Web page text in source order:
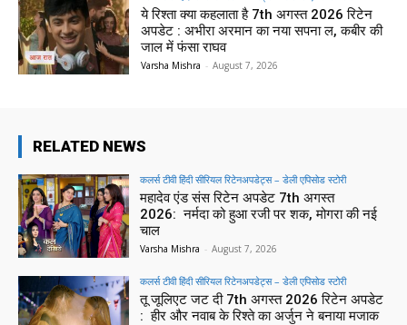
ये रिश्ता क्या कहलाता है 7th अगस्त 2026 रिटेन
अपडेट : अभीरा अरमान का नया सपना ल, कबीर की
जाल में फंसा राघव
Varsha Mishra - August 7, 2026
RELATED NEWS
कलर्स टीवी हिंदी सीरियल रिटेनअपडेट्स – डेली एपिसोड स्टोरी
महादेव एंड संस रिटेन अपडेट 7th अगस्त
2026: नर्मदा को हुआ रजी पर शक, मोगरा की नई
चाल
Varsha Mishra - August 7, 2026
कलर्स टीवी हिंदी सीरियल रिटेनअपडेट्स – डेली एपिसोड स्टोरी
तू जूलिएट जट दी 7th अगस्त 2026 रिटेन अपडेट
: हीर और नवाब के रिश्ते का अर्जुन ने बनाया मजाक